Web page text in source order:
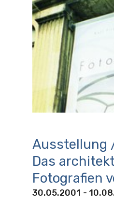
Ausstellung
Das
Fotografien
30.05.2001 -